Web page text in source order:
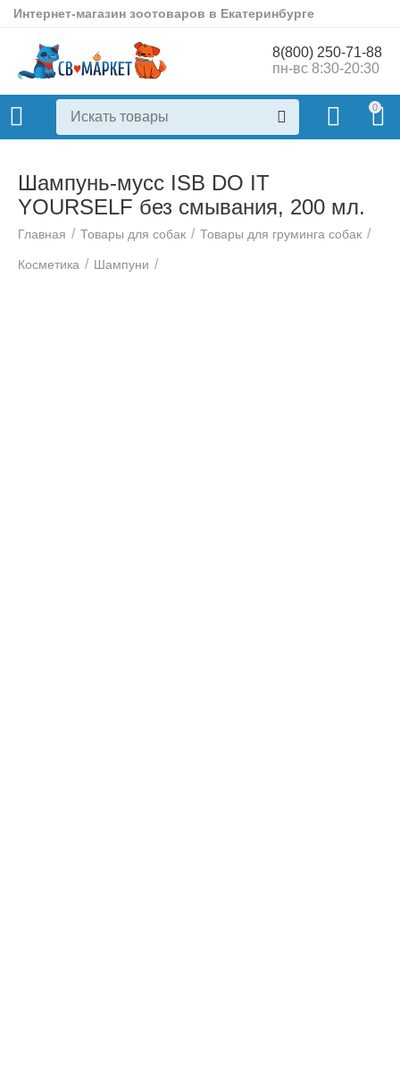
Интернет-магазин зоотоваров в Екатеринбурге
8(800) 250-71-88
пн-вс 8:30-20:30
0
Шампунь-мусс ISB DO IT
YOURSELF без смывания, 200 мл.
Главная / Товары для собак / Товары для груминга собак /
Косметика / Шампуни /